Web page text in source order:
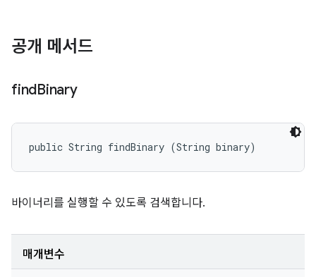
공개 메서드
findBinary
public String findBinary (String binary)
바이너리를 실행할 수 있도록 검색합니다.
매개변수